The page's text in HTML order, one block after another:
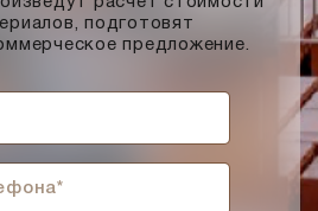
подготовят
предложение.